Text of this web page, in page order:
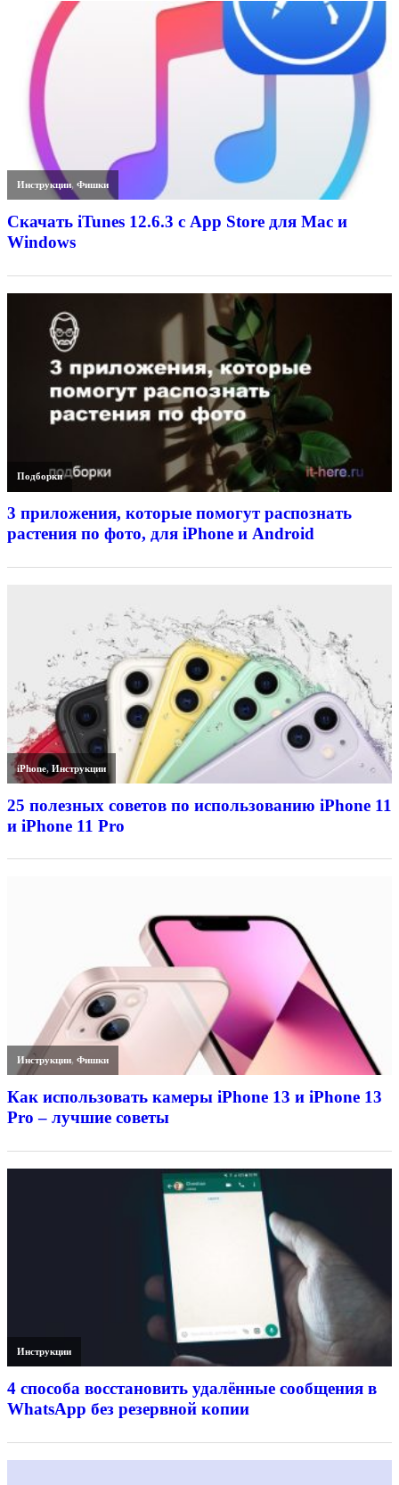
Инструкции,Фишки
Скачать iTunes 12.6.3 с App Store для Mac и
Windows
Подборки
3 приложения, которые помогут распознать
растения по фото, для iPhone и Android
iPhone,Инструкции
25 полезных советов по использованию iPhone 11
и iPhone 11 Pro
Инструкции,Фишки
Как использовать камеры iPhone 13 и iPhone 13
Pro – лучшие советы
Инструкции
4 способа восстановить удалённые сообщения в
WhatsApp без резервной копии